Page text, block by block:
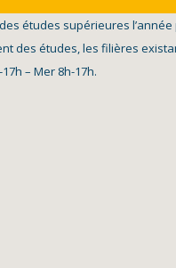
études supérieures
des études, les filières
– Mer 8h-17h.